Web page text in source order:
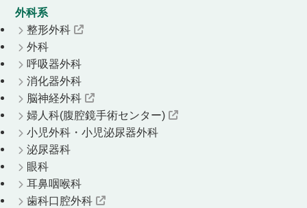
外科系
整形外科
外科
呼吸器外科
消化器外科
脳神経外科
婦人科(腹腔鏡手術センター)
小児外科・小児泌尿器外科
泌尿器科
眼科
耳鼻咽喉科
歯科口腔外科